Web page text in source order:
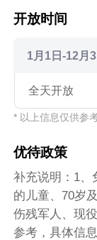
开放时间
1月1日-12月
全天开放
* 以上信息仅供参
优待政策
补充说明：1、
的儿童、70岁
伤残军人、现
参考，具体信